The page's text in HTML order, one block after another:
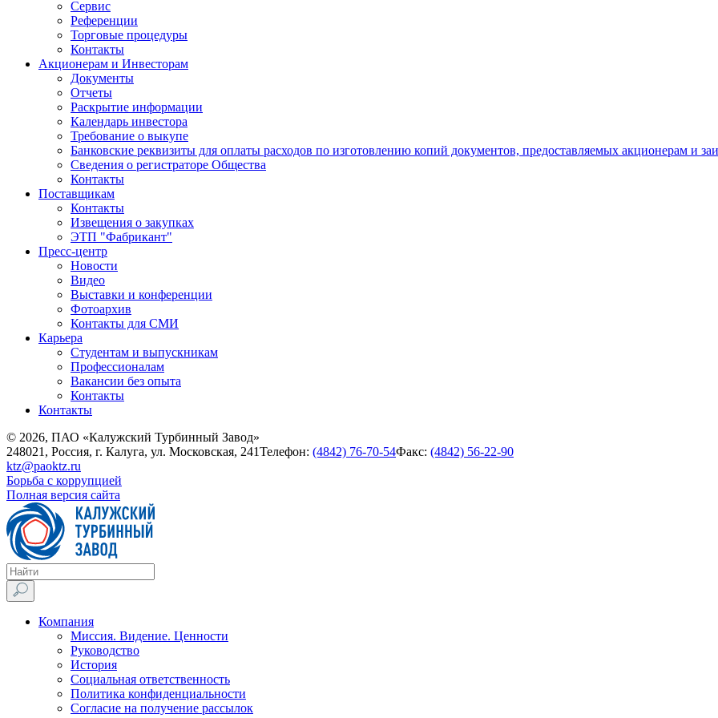
Сервис
Референции
Торговые процедуры
Контакты
Акционерам и Инвесторам
Документы
Отчеты
Раскрытие информации
Календарь инвестора
Требование о выкупе
Банковские реквизиты для оплаты расходов по изготовлению копий документов, предоставляемых акционерам и
Сведения о регистраторе Общества
Контакты
Поставщикам
Контакты
Извещения о закупках
ЭТП "Фабрикант"
Пресс-центр
Новости
Видео
Выставки и конференции
Фотоархив
Контакты для СМИ
Карьера
Студентам и выпускникам
Профессионалам
Вакансии без опыта
Контакты
Контакты
© 2026, ПАО «Калужский Турбинный Завод»
248021, Россия, г. Калуга, ул. Московская, 241Телефон: (4842) 76-70-54Факс: (4842) 56-22-90
ktz@paoktz.ru
Борьба с коррупцией
Полная версия сайта
Компания
Миссия. Видение. Ценности
Руководство
История
Социальная ответственность
Политика конфиденциальности
Согласие на получение рассылок